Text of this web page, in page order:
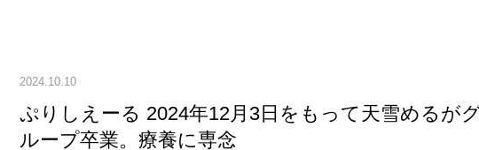
2024.10.10
ぷりしえーる 2024年12月3日をもって天雪めるが
ループ卒業。療養に専念